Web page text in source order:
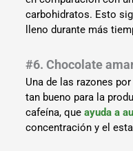
carbohidratos. Esto
lleno durante más
#6. Chocolate
Una de las razones
tan bueno para la
cafeína, queayuda a
concentración y el